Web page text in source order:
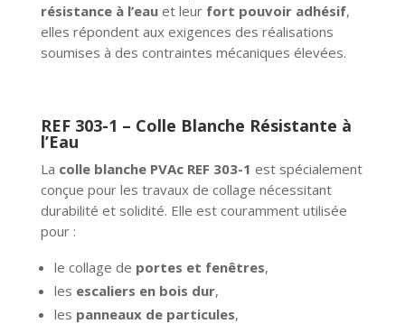
résistance à l’eauet leur fort pouvoir adhésif,
elles répondent aux exigences des réalisations
soumises à des contraintes mécaniques élevées.
REF 303-1 – Colle Blanche Résistante à
l’Eau
La colle blanche PVAc REF 303-1 est spécialement
conçue pour les travaux de collage nécessitant
durabilité et solidité. Elle est couramment utilisée
pour :
le collage de portes et fenêtres,
les escaliers en bois dur,
les panneaux de particules,